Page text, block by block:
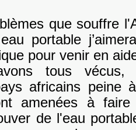
que souffre
portable
pour venir en
tous
africains peine
amenées à
de l'eau